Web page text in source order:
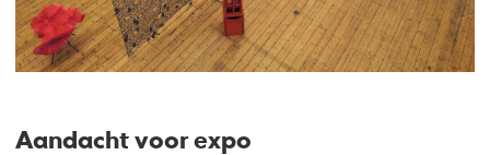
Aandacht voor expo